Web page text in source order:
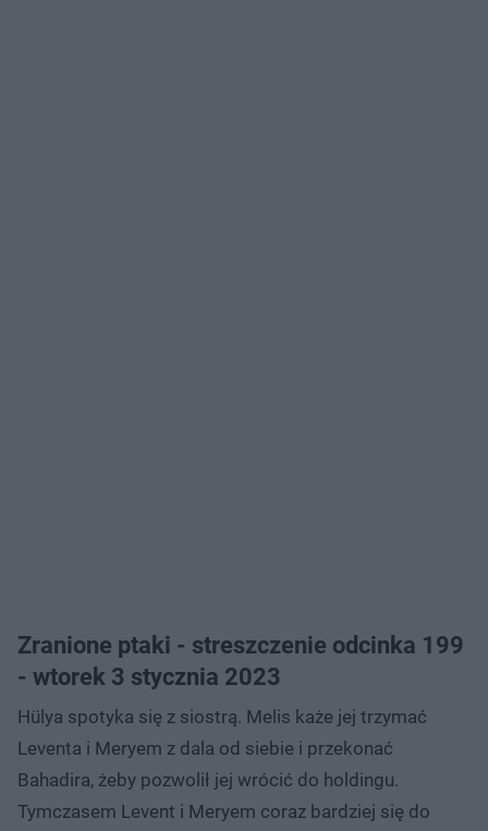
Zranione ptaki - streszczenie odcinka 199
- wtorek 3 stycznia 2023
Hülya spotyka się z siostrą. Melis każe jej trzymać
Leventa i Meryem z dala od siebie i przekonać
Bahadira, żeby pozwolił jej wrócić do holdingu.
Tymczasem Levent i Meryem coraz bardziej się do